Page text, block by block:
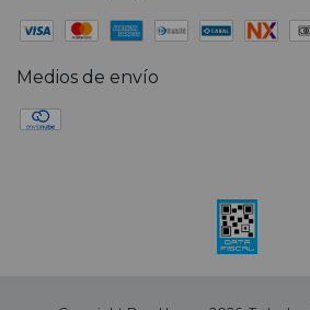
Medios de envío